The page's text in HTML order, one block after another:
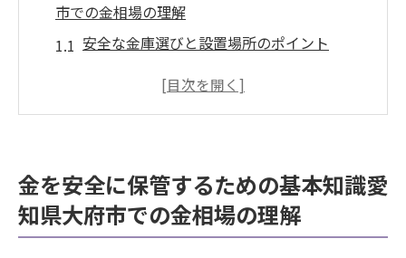
市での金相場の理解
安全な金庫選びと設置場所のポイント
保険を利用したリスク管理の方法
デジタル化時代の金の管理ツール
金の保管に関連する法律と規制
金を安全に保管するための基本知識愛
知県大府市での金相場の理解